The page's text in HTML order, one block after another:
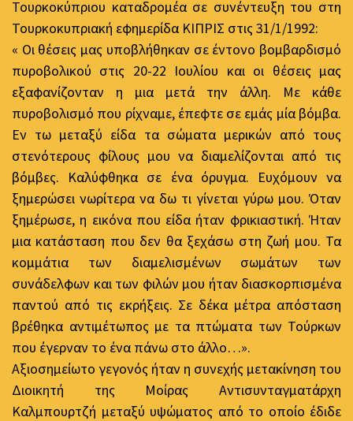
Τουρκοκύπριου καταδρομέα σε συνέντευξη του στη
Τουρκοκυπριακή εφημερίδα ΚΙΠΡΙΣ στις 31/1/1992:
« Οι θέσεις μας υποβλήθηκαν σε έντονο βομβαρδισμό
πυροβολικού στις 20-22 Ιουλίου και οι θέσεις μας
εξαφανίζονταν η μια μετά την άλλη. Με κάθε
πυροβολισμό που ρίχναμε, έπεφτε σε εμάς μία βόμβα.
Εν τω μεταξύ είδα τα σώματα μερικών από τους
στενότερους φίλους μου να διαμελίζονται από τις
βόμβες. Καλύφθηκα σε ένα όρυγμα. Ευχόμουν να
ξημερώσει νωρίτερα να δω τι γίνεται γύρω μου. Όταν
ξημέρωσε, η εικόνα που είδα ήταν φρικιαστική. Ήταν
μια κατάσταση που δεν θα ξεχάσω στη ζωή μου. Τα
κομμάτια των διαμελισμένων σωμάτων των
συνάδελφων και των φιλών μου ήταν διασκορπισμένα
παντού από τις εκρήξεις. Σε δέκα μέτρα απόσταση
βρέθηκα αντιμέτωπος με τα πτώματα των Τούρκων
που έγερναν το ένα πάνω στο άλλο…».
Αξιοσημείωτο γεγονός ήταν η συνεχής μετακίνηση του
Διοικητή της Μοίρας Αντισυνταγματάρχη
Καλμπουρτζή μεταξύ υψώματος από το οποίο έδιδε